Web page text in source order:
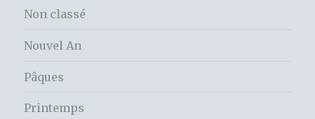
Non classé
Nouvel An
Pâques
Printemps